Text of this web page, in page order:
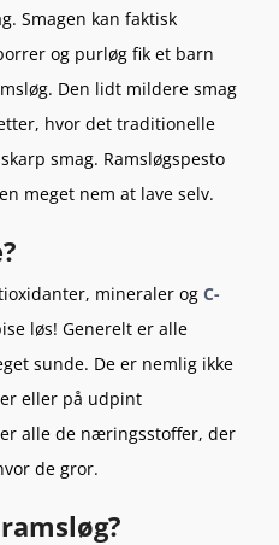
Smagen kan faktisk
og purløg fik et barn
Den lidt mildere smag
hvor det traditionelle
smag. Ramsløgspesto
meget nem at lave selv.
mineraler og C-
løs! Generelt er alle
sunde. De er nemlig ikke
eller på udpint
alle de næringsstoffer, der
de gror.